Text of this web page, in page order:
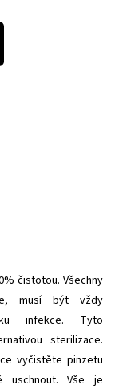
čistotou. Všechny
musí být vždy
infekce. Tyto
sterilizace.
vyčistěte pinzetu
uschnout. Vše je